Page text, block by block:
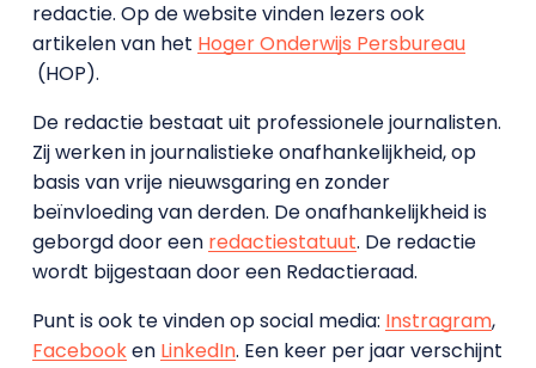
redactie. Op de website vinden lezers ook
artikelen van het Hoger Onderwijs Persbureau
(HOP).
De redactie bestaat uit professionele journalisten.
Zij werken in journalistieke onafhankelijkheid, op
basis van vrije nieuwsgaring en zonder
beïnvloeding van derden. De onafhankelijkheid is
geborgd door een redactiestatuut. De redactie
wordt bijgestaan door een Redactieraad.
Punt is ook te vinden op social media: Instragram,
Facebooken LinkedIn. Een keer per jaar verschijnt